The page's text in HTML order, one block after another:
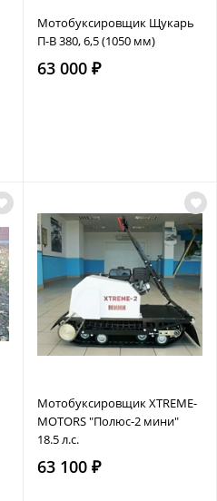
Мотобуксировщик Щукарь
П-В 380, 6,5 (1050 мм)
63 000 ₽
Мотобуксировщик XTREME-
MOTORS "Полюс-2 мини"
18.5 л.с.
63 100 ₽